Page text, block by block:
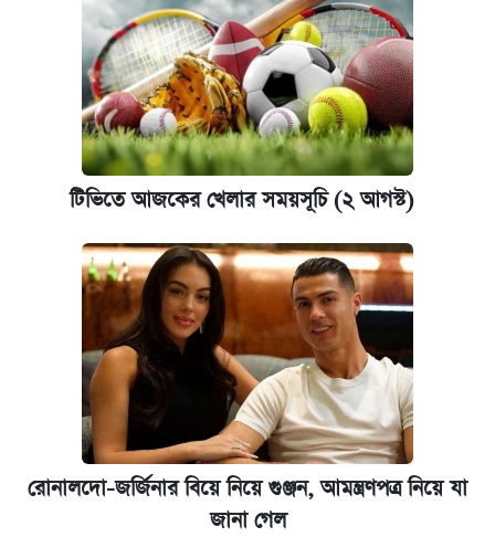
টিভিতে আজকের খেলার সময়সূচি (২ আগস্ট)
রোনালদো-জর্জিনার বিয়ে নিয়ে গুঞ্জন, আমন্ত্রণপত্র নিয়ে যা
জানা গেল